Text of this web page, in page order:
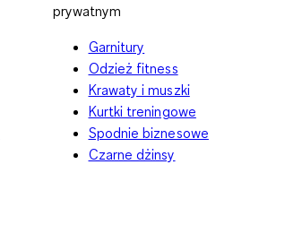
prywatnym
Garnitury
Odzież fitness
Krawaty i muszki
Kurtki treningowe
Spodnie biznesowe
Czarne dżinsy